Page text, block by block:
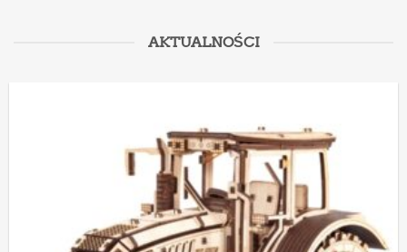
AKTUALNOŚCI